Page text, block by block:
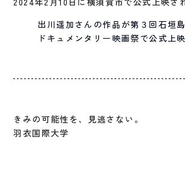
出川遥加さんの作品が第３回石垣
ドキュメンタリー映画祭で公式上映
きみの可能性を、見逃さない。
羽衣国際大学